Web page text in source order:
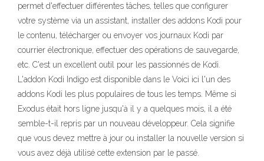
permet d'effectuer différentes tâches, telles que configurer
votre système via un assistant, installer des addons Kodi pour
le contenu, télécharger ou envoyer vos journaux Kodi par
courrier électronique, effectuer des opérations de sauvegarde,
etc. C'est un excellent outil pour les passionnés de Kodi.
L'addon Kodi Indigo est disponible dans le Voici ici l'un des
addons Kodi les plus populaires de tous les temps. Même si
Exodus était hors ligne jusqu'à il y a quelques mois, il a été
semble-t-il repris par un nouveau développeur. Cela signifie
que vous devez mettre à jour ou installer la nouvelle version si
vous avez déjà utilisé cette extension par le passé.